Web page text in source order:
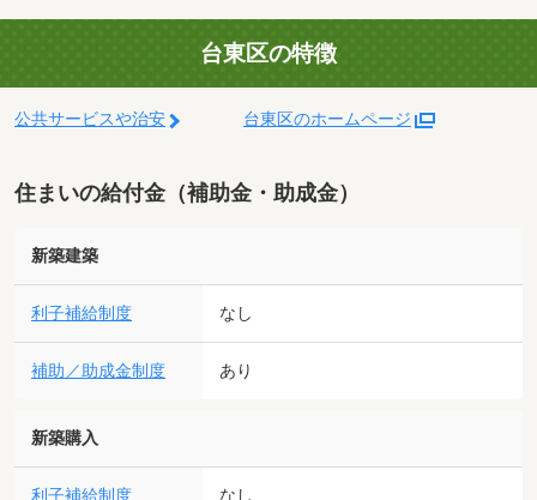
台東区の特徴
公共サービスや治安 台東区のホームページ
住まいの給付金（補助金・助成金）
新築建築
利子補給制度 なし
補助／助成金制度 あり
新築購入
利子補給制度 なし